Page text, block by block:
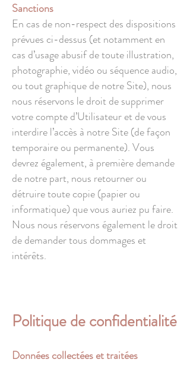
Sanctions
En cas de non-respect des dispositions
prévues ci-dessus (et notamment en
cas d’usage abusif de toute illustration,
photographie, vidéo ou séquence audio,
ou tout graphique de notre Site), nous
nous réservons le droit de supprimer
votre compte d’Utilisateur et de vous
interdire l’accès à notre Site (de façon
temporaire ou permanente). Vous
devrez également, à première demande
de notre part, nous retourner ou
détruire toute copie (papier ou
informatique) que vous auriez pu faire.
Nous nous réservons également le droit
de demander tous dommages et
intérêts.
Politique de confidentialité
Données collectées et traitées